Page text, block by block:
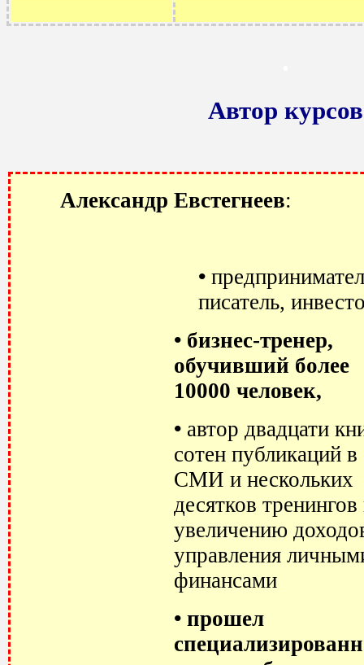
Автор курсов
Александр Евстегнеев:
•
писатель,
• бизнес-тренер,
обучивший более
10000 человек,
• автор двадцати
сотен публикаций в
СМИ и нескольких
десятков
увеличению
управления
финансами
• прошел